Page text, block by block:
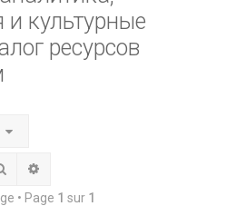
и культурные
ресурсов
Rechercher
• Page 1 sur 1